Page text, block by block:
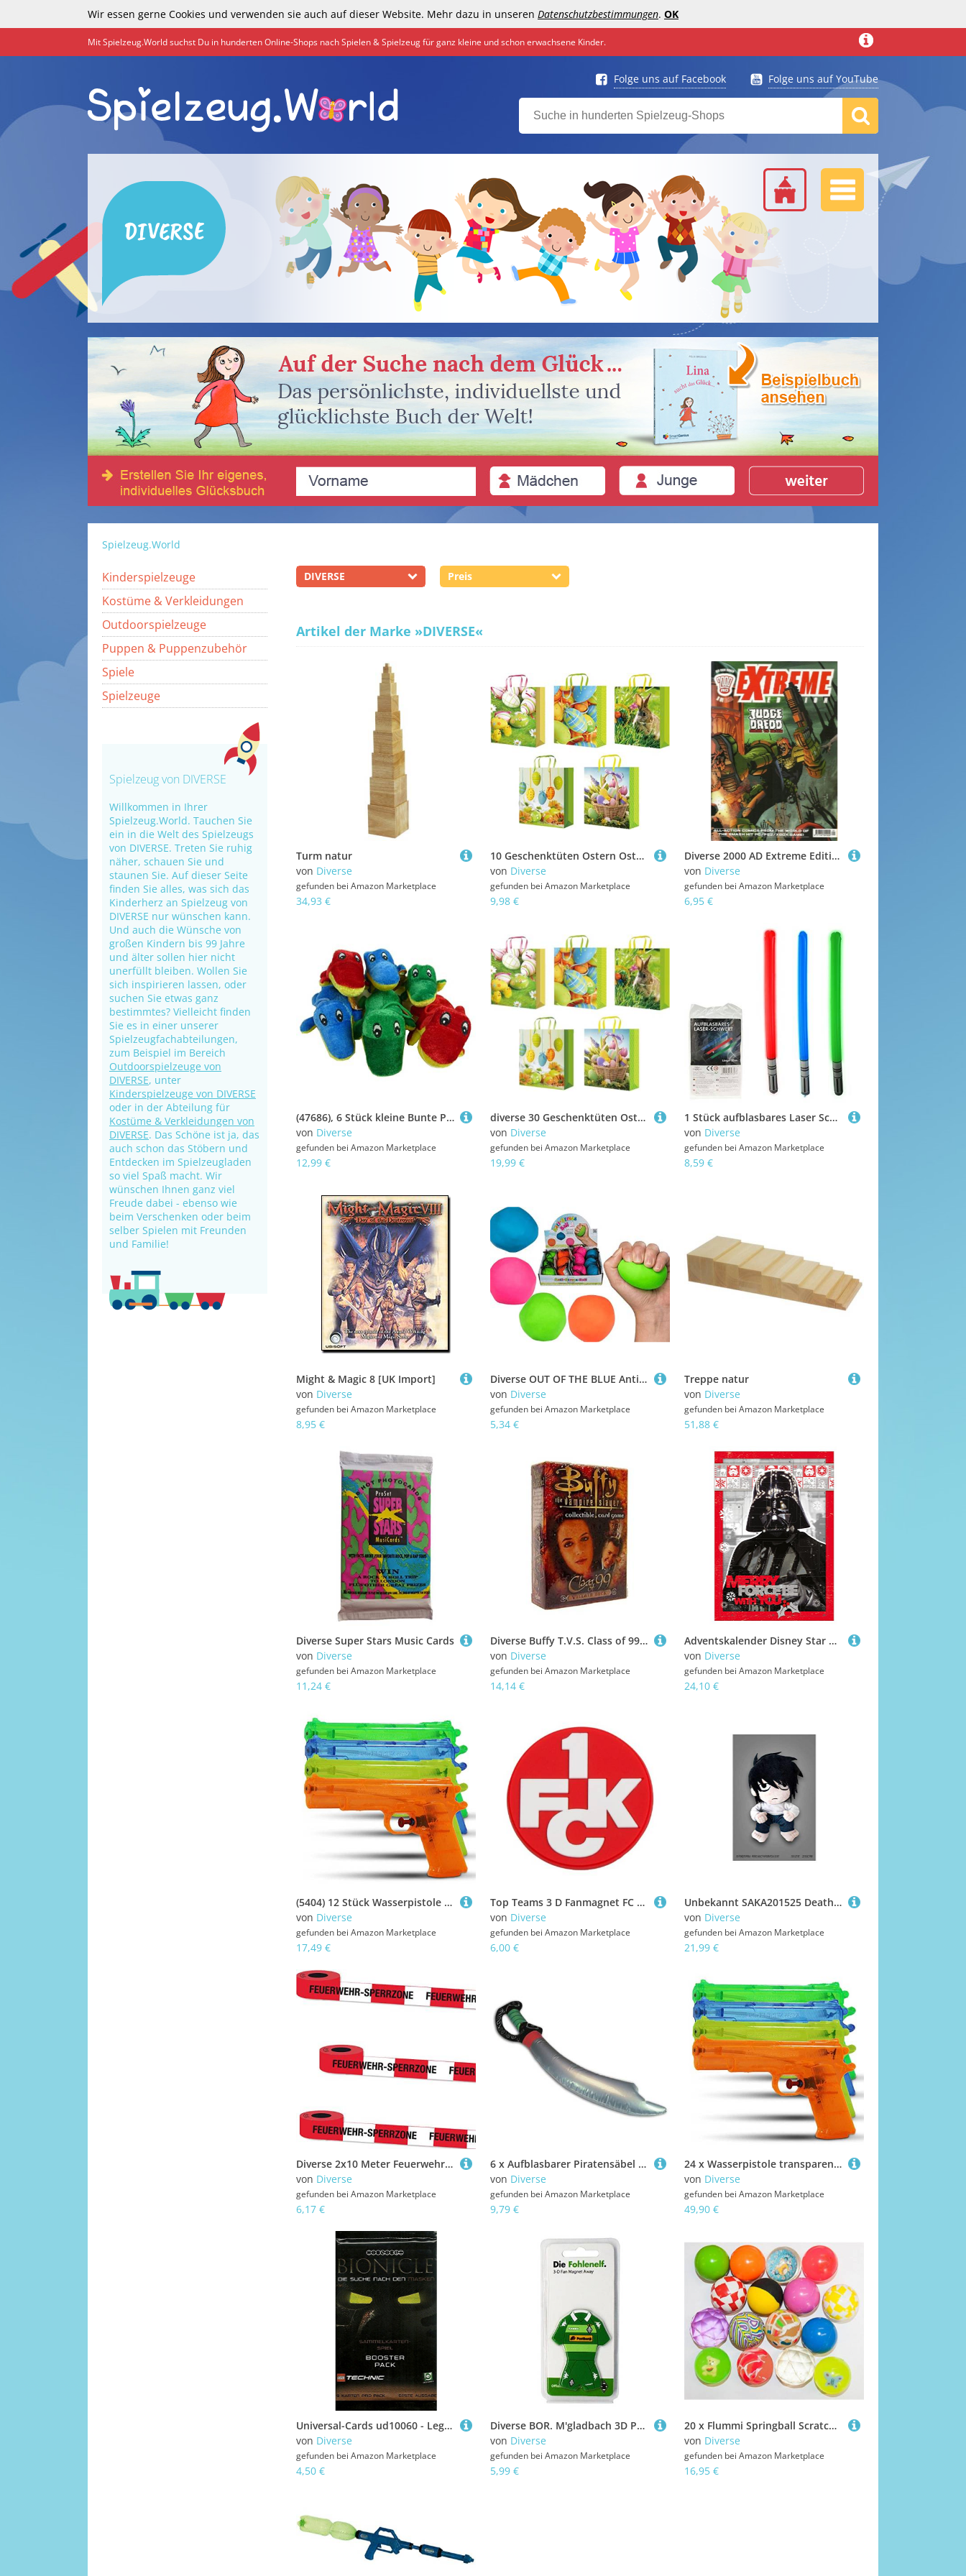
Wir essen gerne Cookies und verwenden sie auch auf dieser Website. Mehr dazu in unseren Datenschutzbestimmungen. OK
Mit Spielzeug.World suchst Du in hunderten Online-Shops nach Spielen & Spielzeug für ganz kleine und schon erwachsene Kinder.
Folge uns auf Facebook Folge uns auf YouTube
DIVERSE
Spielzeug.World
Kinderspielzeuge
Kostüme & Verkleidungen
Outdoorspielzeuge
Puppen & Puppenzubehör
Spiele
Spielzeuge
Spielzeug von DIVERSE
Willkommen in Ihrer
Spielzeug.World. Tauchen Sie
ein in die Welt des Spielzeugs
von DIVERSE. Treten Sie ruhig
näher, schauen Sie und
staunen Sie. Auf dieser Seite
finden Sie alles, was sich das
Kinderherz an Spielzeug von
DIVERSE nur wünschen kann.
Und auch die Wünsche von
großen Kindern bis 99 Jahre
und älter sollen hier nicht
unerfüllt bleiben. Wollen Sie
sich inspirieren lassen, oder
suchen Sie etwas ganz
bestimmtes? Vielleicht finden
Sie es in einer unserer
Spielzeugfachabteilungen,
zum Beispiel im Bereich
Outdoorspielzeuge von
DIVERSE, unter
Kinderspielzeuge von DIVERSE
oder in der Abteilung für
Kostüme & Verkleidungen von
DIVERSE. Das Schöne ist ja, das
auch schon das Stöbern und
Entdecken im Spielzeugladen
so viel Spaß macht. Wir
wünschen Ihnen ganz viel
Freude dabei - ebenso wie
beim Verschenken oder beim
selber Spielen mit Freunden
und Familie!
DIVERSE Preis
Artikel der Marke »DIVERSE«
Turm natur
von Diverse
gefunden bei Amazon Marketplace
34,93 €
10 Geschenktüten Ostern Osterhase 23x18x10 Geschenktaschen Tragetasche Ostertüten Ostertaschen 13-2021
von Diverse
gefunden bei Amazon Marketplace
9,98 €
Diverse 2000 AD Extreme Edition Judge Dredd Dredd vs Death Comic
von Diverse
gefunden bei Amazon Marketplace
6,95 €
(47686), 6 Stück kleine Bunte Plüsch Krokodile 18 cm,, witzig und Knuffig als Mitgebsel, Mitbringsel, Kindergarten
von Diverse
gefunden bei Amazon Marketplace
12,99 €
diverse 30 Geschenktüten Ostern Osterhase 23x18x10 Geschenktaschen Tragetasche Ostertüten Ostertaschen 13-2021
von Diverse
gefunden bei Amazon Marketplace
19,99 €
1 Stück aufblasbares Laser Schwert 85 cm, Laserschwert, Laser-Schwert, Schwert aufblasbar
von Diverse
gefunden bei Amazon Marketplace
8,59 €
Might & Magic 8 [UK Import]
von Diverse
gefunden bei Amazon Marketplace
8,95 €
Diverse OUT OF THE BLUE Antistressball Mehrfarbig 6 cm
von Diverse
gefunden bei Amazon Marketplace
5,34 €
Treppe natur
von Diverse
gefunden bei Amazon Marketplace
51,88 €
Diverse Super Stars Music Cards
von Diverse
gefunden bei Amazon Marketplace
11,24 €
Diverse Buffy T.V.S. Class of 99 Starter Sortiert
von Diverse
gefunden bei Amazon Marketplace
14,14 €
Adventskalender Disney Star Wars bunt
von Diverse
gefunden bei Amazon Marketplace
24,10 €
(5404) 12 Stück Wasserpistole 20 cm, Wasserblaster, Watergun
von Diverse
gefunden bei Amazon Marketplace
17,49 €
Top Teams 3 D Fanmagnet FC Kaiserslautern Wappen
von Diverse
gefunden bei Amazon Marketplace
6,00 €
Unbekannt SAKA201525 Death Note - L - Plüsch Figur (25cm) - original & lizensiert
von Diverse
gefunden bei Amazon Marketplace
21,99 €
Diverse 2x10 Meter Feuerwehrabsperrung/Absperrband/Feuerwehr Party
von Diverse
gefunden bei Amazon Marketplace
6,17 €
6 x Aufblasbarer Piratensäbel Pirat Aufblasbar 72 cm
von Diverse
gefunden bei Amazon Marketplace
9,79 €
24 x Wasserpistole transparent 24 cm Wasser Pistole
von Diverse
gefunden bei Amazon Marketplace
49,90 €
Universal-Cards ud10060 - Lego Bionicle Booster-Packs Cards
von Diverse
gefunden bei Amazon Marketplace
4,50 €
Diverse BOR. M'gladbach 3D PVC Magnet Trikot 2013/14 Away
von Diverse
gefunden bei Amazon Marketplace
5,99 €
20 x Flummi Springball Scratch Univers Mix 45 mm
von Diverse
gefunden bei Amazon Marketplace
16,95 €